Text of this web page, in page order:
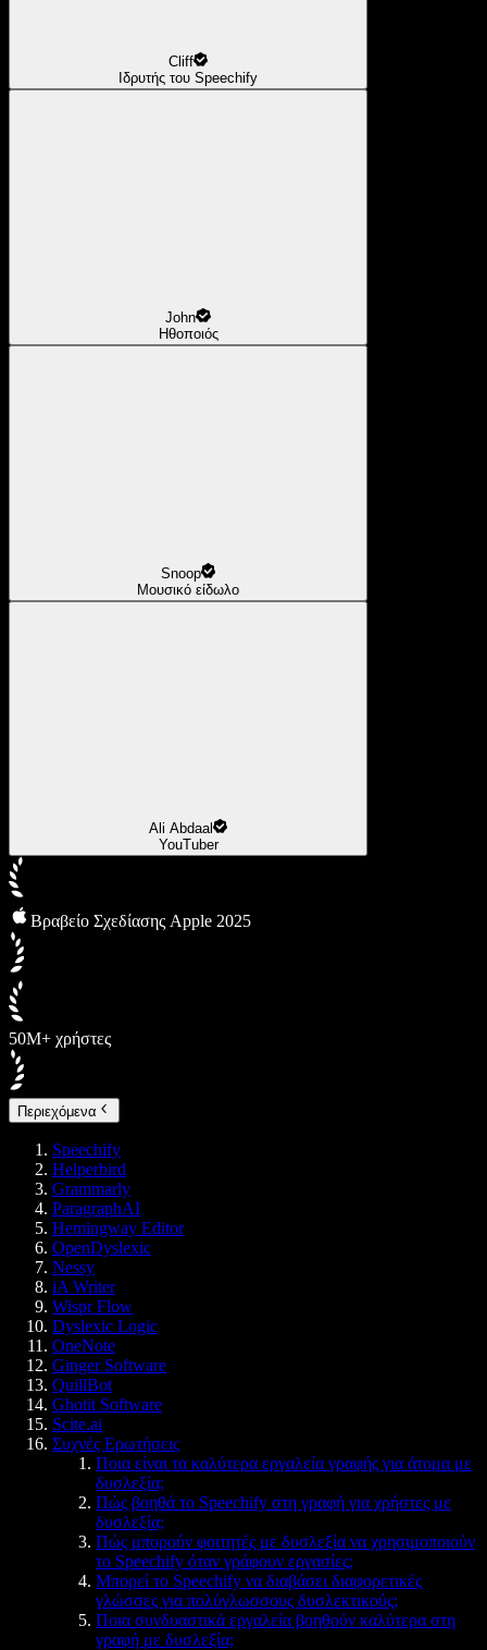
Cliff
Ιδρυτής του Speechify
John
Ηθοποιός
Snoop
Μουσικό είδωλο
Ali Abdaal
YouTuber
Βραβείο Σχεδίασης Apple 2025
50M+ χρήστες
Περιεχόμενα
Speechify
Helperbird
Grammarly
ParagraphAI
Hemingway Editor
OpenDyslexic
Nessy
iA Writer
Wispr Flow
Dyslexic Logic
OneNote
Ginger Software
QuillBot
Ghotit Software
Scite.ai
Συχνές Ερωτήσεις
Ποια είναι τα καλύτερα εργαλεία γραφής για άτομα με
δυσλεξία;
Πώς βοηθά το Speechify στη γραφή για χρήστες με
δυσλεξία;
Πώς μπορούν φοιτητές με δυσλεξία να χρησιμοποιούν
το Speechify όταν γράφουν εργασίες;
Μπορεί το Speechify να διαβάσει διαφορετικές
γλώσσες για πολύγλωσσους δυσλεκτικούς;
Ποια συνδυαστικά εργαλεία βοηθούν καλύτερα στη
γραφή με δυσλεξία;